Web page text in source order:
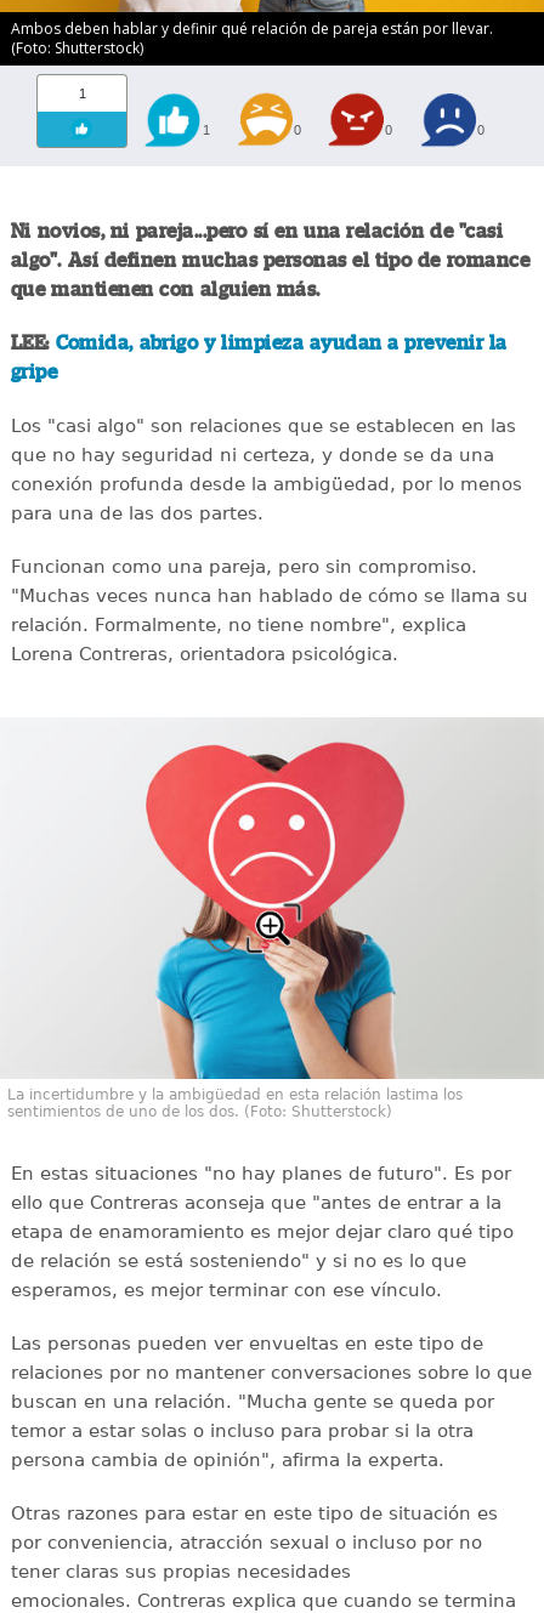
Ambos deben hablar y definir qué relación de pareja están por llevar.
(Foto: Shutterstock)
1
1 0 0 0
Ni novios, ni pareja...pero sí en una relación de "casi
algo". Así definen muchas personas el tipo de romance
que mantienen con alguien más.
LEE: Comida, abrigo y limpieza ayudan a prevenir la
gripe
Los "casi algo" son relaciones que se establecen en las
que no hay seguridad ni certeza, y donde se da una
conexión profunda desde la ambigüedad, por lo menos
para una de las dos partes.
Funcionan como una pareja, pero sin compromiso.
"Muchas veces nunca han hablado de cómo se llama su
relación. Formalmente, no tiene nombre", explica
Lorena Contreras, orientadora psicológica.
La incertidumbre y la ambigüedad en esta relación lastima los
sentimientos de uno de los dos. (Foto: Shutterstock)
En estas situaciones "no hay planes de futuro". Es por
ello que Contreras aconseja que "antes de entrar a la
etapa de enamoramiento es mejor dejar claro qué tipo
de relación se está sosteniendo" y si no es lo que
esperamos, es mejor terminar con ese vínculo.
Las personas pueden ver envueltas en este tipo de
relaciones por no mantener conversaciones sobre lo que
buscan en una relación. "Mucha gente se queda por
temor a estar solas o incluso para probar si la otra
persona cambia de opinión", afirma la experta.
Otras razones para estar en este tipo de situación es
por conveniencia, atracción sexual o incluso por no
tener claras sus propias necesidades
emocionales. Contreras explica que cuando se termina